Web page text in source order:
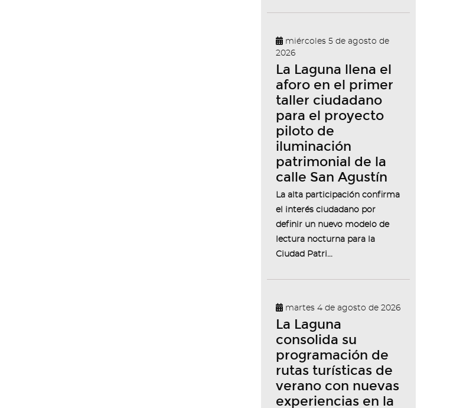
miércoles 5 de agosto de
2026
La Laguna llena el
aforo en el primer
taller ciudadano
para el proyecto
piloto de
iluminación
patrimonial de la
calle San Agustín
La alta participación confirma
el interés ciudadano por
definir un nuevo modelo de
lectura nocturna para la
Ciudad Patri...
martes 4 de agosto de 2026
La Laguna
consolida su
programación de
rutas turísticas de
verano con nuevas
experiencias en la